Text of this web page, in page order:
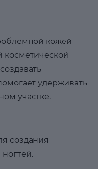
кожей
косметической
удерживать
участке.
создания